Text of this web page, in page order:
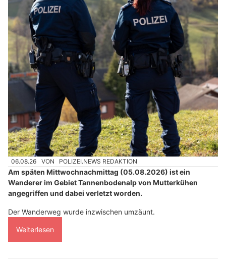
06.08.26 VON POLIZEI.NEWS REDAKTION
Am späten Mittwochnachmittag (05.08.2026) ist ein
Wanderer im Gebiet Tannenbodenalp von Mutterkühen
angegriffen und dabei verletzt worden.
Der Wanderweg wurde inzwischen umzäunt.
Weiterlesen